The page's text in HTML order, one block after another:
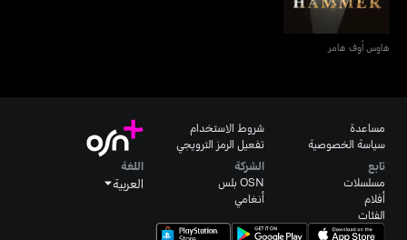
هاوس أوف هامر
مساعدة
سياسة الخصوصية
شروط الاستخدام
تفعيل الرمز الترويجي
تابع
مسلسلات
أفلام
الفئات
الشركة
OSN بلس
أنغامي
اللغة
العربية